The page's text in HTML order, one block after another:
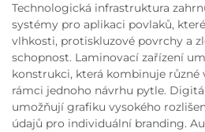
Technologická infrastruktura
systémy pro aplikaci povlaků,
vlhkosti, protiskluzové povrchy a
schopnost. Laminovací zařízení
konstrukci, která kombinuje
rámci jednoho návrhu pytle.
umožňují grafiku vysokého
údajů pro individuální branding.